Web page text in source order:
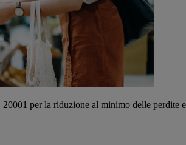
per la riduzione al minimo delle